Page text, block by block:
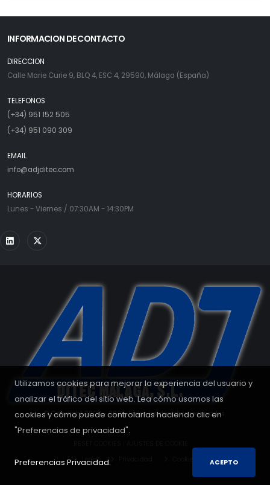
Utilizamos cookies para mejorar la experiencia del usuario y
analizar el tráfico del sitio web. Lea cómo usamos las
cookies y cómo puede controlarlas haciendo clic en
"Preferencias de privacidad".
Preferencias Privacidad. ACEPTO
INFORMACION DE CONTACTO
DIRECCION
Calle Marie Curie 9, BLQ 4, ESC 4, 29590, Málaga (España)
TELEFONOS
(+34) 951 152 505
(+34) 951 090 309
EMAIL
info@adjditec.com
HORARIOS
Lunes - Viernes / 07:30AM - 14:30PM
© Copyright 2008 - 2026. Todos los derechos reservados.
Legal